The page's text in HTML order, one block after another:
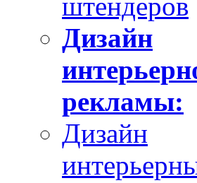
Дизайн
рекламы:
Дизайн